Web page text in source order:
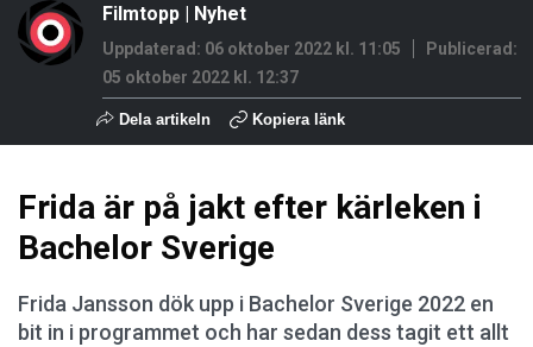
Filmtopp | Nyhet
Uppdaterad: 06 oktober 2022 kl. 11:05
Publicerad:
05 oktober 2022 kl. 12:37
Dela artikeln Kopiera länk
Frida är på jakt efter kärleken i
Bachelor Sverige
Frida Jansson dök upp i Bachelor Sverige 2022 en
bit in i programmet och har sedan dess tagit ett allt